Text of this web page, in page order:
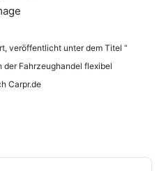
veröffentlicht unter dem Titel “
der Fahrzeughandel flexibel
Carpr.de